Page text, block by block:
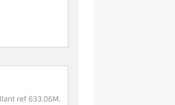
ref 633.06M.